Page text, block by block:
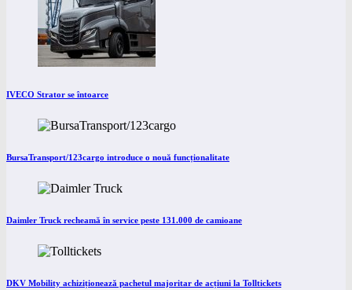
IVECO Strator se întoarce
BursaTransport/123cargo introduce o nouă funcționalitate
Daimler Truck recheamă în service peste 131.000 de camioane
DKV Mobility achiziționează pachetul majoritar de acțiuni la Tolltickets